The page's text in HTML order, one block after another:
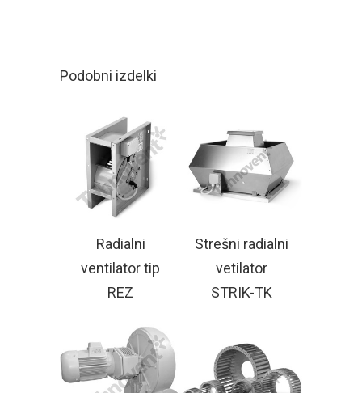
Podobni izdelki
Radialni
ventilator tip
REZ
Strešni radialni
vetilator
STRIK-TK